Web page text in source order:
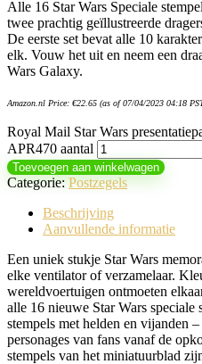
Alle 16 Star Wars Speciale
twee prachtig geïllustreerde
De eerste set bevat alle 10
elk. Vouw het uit en neem een
Wars Galaxy.
Amazon.nl Price: €22.65 (as of 07/04/2023 04:18
Royal Mail Star Wars
APR470 aantal
Toevoegen aan winkelwagen
Categorie: Postzegels
Beschrijving
Aanvullende informatie
Een uniek stukje Star Wars
elke ventilator of verzamelaar.
wereldvoertuigen ontmoeten
alle 16 nieuwe Star Wars speciale
stempels met helden en vijanden
personages van fans vanaf de
stempels van het miniatuurblad